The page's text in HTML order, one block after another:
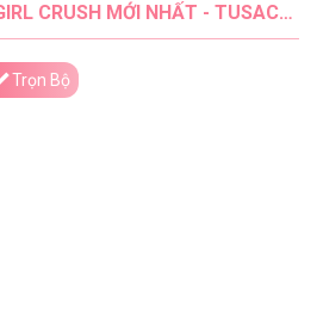
MỚI NHẤT - TUSACHXINHXINH (1)
Trọn Bộ